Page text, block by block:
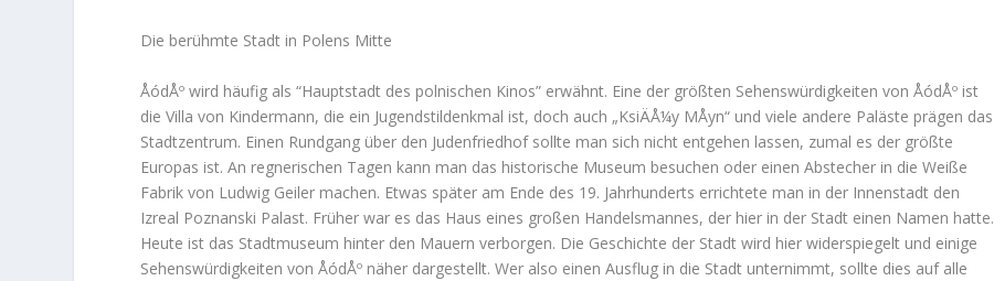
Die berühmte Stadt in Polens Mitte
ÅódÅº wird häufig als “Hauptstadt des polnischen Kinos” erwähnt. Eine der größten Sehenswürdigkeiten von ÅódÅº ist
die Villa von Kindermann, die ein Jugendstildenkmal ist, doch auch „KsiÄÅ¼y MÅyn“ und viele andere Paläste prägen das
Stadtzentrum. Einen Rundgang über den Judenfriedhof sollte man sich nicht entgehen lassen, zumal es der größte
Europas ist. An regnerischen Tagen kann man das historische Museum besuchen oder einen Abstecher in die Weiße
Fabrik von Ludwig Geiler machen. Etwas später am Ende des 19. Jahrhunderts errichtete man in der Innenstadt den
Izreal Poznanski Palast. Früher war es das Haus eines großen Handelsmannes, der hier in der Stadt einen Namen hatte.
Heute ist das Stadtmuseum hinter den Mauern verborgen. Die Geschichte der Stadt wird hier widerspiegelt und einige
Sehenswürdigkeiten von ÅódÅº näher dargestellt. Wer also einen Ausflug in die Stadt unternimmt, sollte dies auf alle